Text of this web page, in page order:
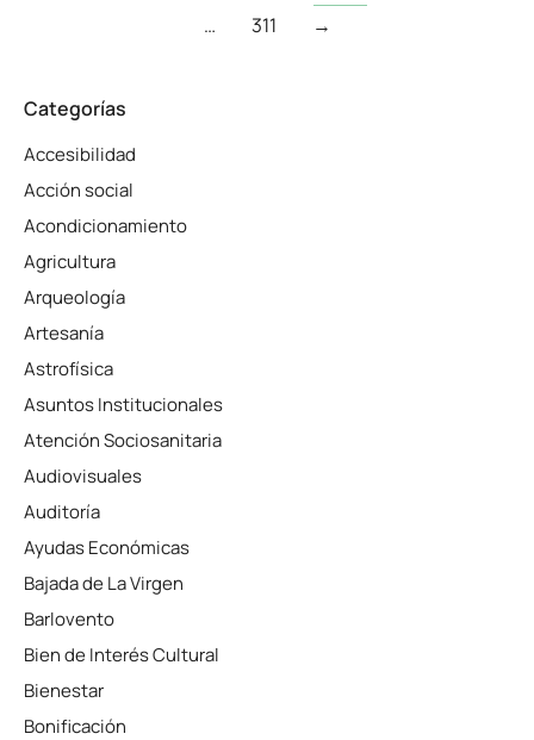
…
311 →
Categorías
Accesibilidad
Acción social
Acondicionamiento
Agricultura
Arqueología
Artesanía
Astrofísica
Asuntos Institucionales
Atención Sociosanitaria
Audiovisuales
Auditoría
Ayudas Económicas
Bajada de La Virgen
Barlovento
Bien de Interés Cultural
Bienestar
Bonificación